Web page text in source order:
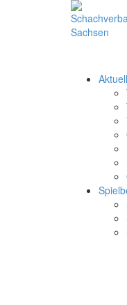
Aktuell